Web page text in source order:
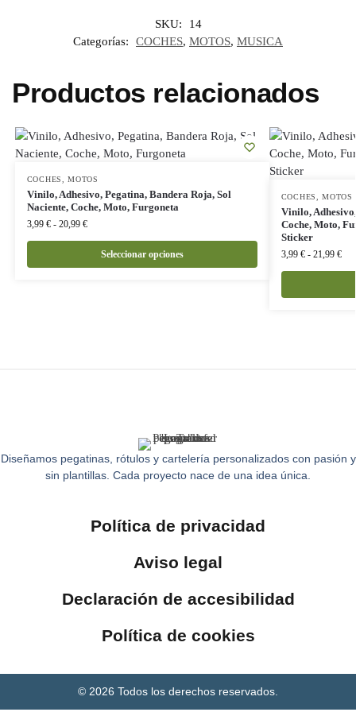
SKU:
14
Categorías:
COCHES, MOTOS, MUSICA
Productos relacionados
COCHES ,MOTOS
Vinilo, Adhesivo, Pegatina, Bandera Roja, Sol
Naciente, Coche, Moto, Furgoneta
3,99 € - 20,99 €
Seleccionar opciones
COCHES ,MOTOS
Vinilo,
Coche, Moto,
Sticker
3,99 € - 21,99 €
Diseñamos pegatinas, rótulos y cartelería personalizados con pasión y
sin plantillas. Cada proyecto nace de una idea única.
Política de privacidad
Aviso legal
Declaración de accesibilidad
Política de cookies
© 2026 Todos los derechos reservados.